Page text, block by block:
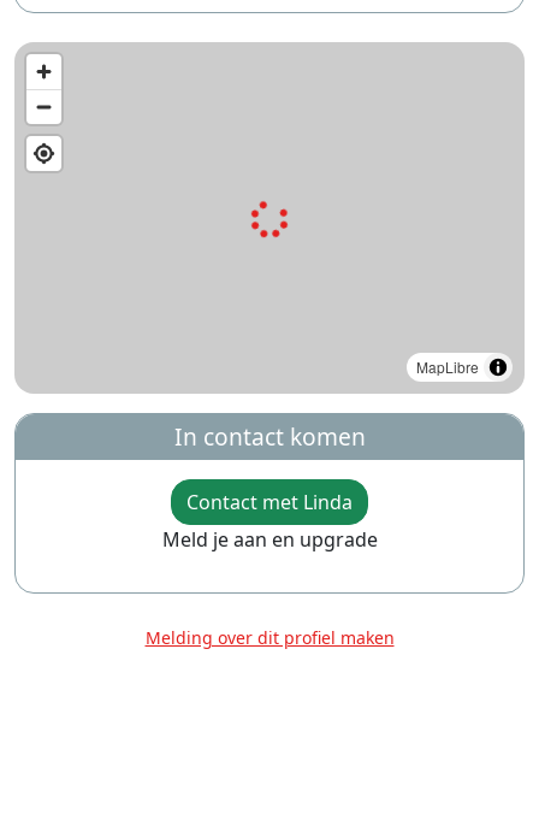
MapLibre
In contact komen
Contact met Linda
Meld je aan en upgrade
Melding over dit profiel maken